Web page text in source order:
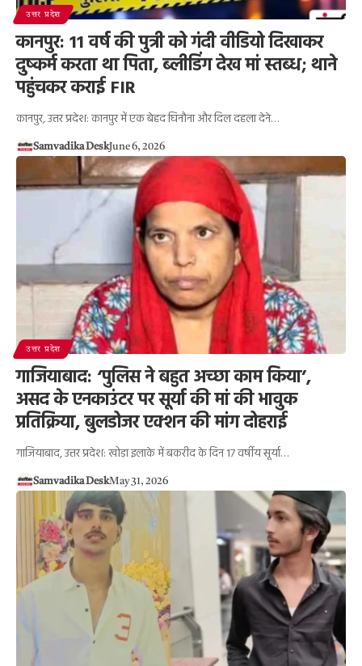
उत्तर प्रदेश
कानपुर: 11 वर्ष की पुत्री को गंदी वीडियो दिखाकर
दुष्कर्म करता था पिता, ब्लीडिंग देख मां स्तब्ध; थाने
पहुंचकर कराई FIR
कानपुर, उत्तर प्रदेश: कानपुर में एक बेहद घिनौना और दिल दहला देने…
Samvadika DeskJune 6, 2026
उत्तर प्रदेश
गाजियाबाद: ‘पुलिस ने बहुत अच्छा काम किया’,
असद के एनकाउंटर पर सूर्या की मां की भावुक
प्रतिक्रिया, बुलडोजर एक्शन की मांग दोहराई
गाजियाबाद, उत्तर प्रदेश: खोड़ा इलाके में बकरीद के दिन 17 वर्षीय सूर्या…
Samvadika DeskMay 31, 2026